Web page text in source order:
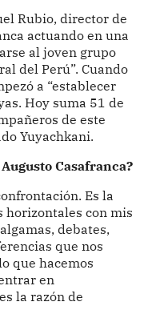
Rubio, director de
actuando en una
al joven grupo
del Perú”. Cuando
a “establecer
Hoy suma 51 de
de este
Yuyachkani.
Casafranca?
Es la
con mis
debates,
que nos
que hacemos
en
la razón de